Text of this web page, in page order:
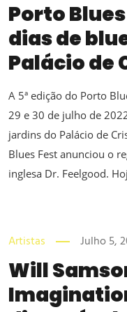
Porto Blues
dias de
Palácio de
A 5ª edição do Porto
29 e 30 de julho de
jardins do Palácio de
Blues Fest anunciou o
inglesa Dr. Feelgood.
Artistas Julho 5,
Will